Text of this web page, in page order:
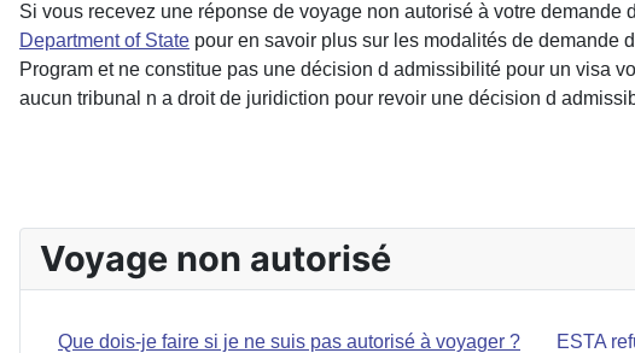
Si vous recevez une réponse de voyage non autorisé à votre
Department of State pour en savoir plus sur les modalités de demande
Program et ne constitue pas une décision d admissibilité pour un visa
aucun tribunal n a droit de juridiction pour revoir une décision d
Voyage non autorisé
Que dois-je faire si je ne suis pas autorisé à voyager ? ESTA